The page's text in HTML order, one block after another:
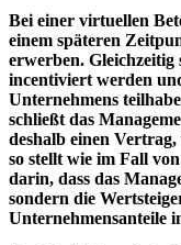
Bei einer virtuellen
einem späteren
erwerben. Gleichzeitig
incentiviert werden
Unternehmens
schließt das
deshalb einen Vertrag,
so stellt wie im Fall
darin, dass das
sondern die
Unternehmensanteile